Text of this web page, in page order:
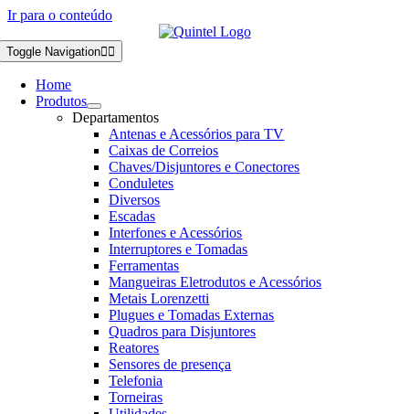
Ir para o conteúdo
Toggle Navigation
Home
Produtos
Departamentos
Antenas e Acessórios para TV
Caixas de Correios
Chaves/Disjuntores e Conectores
Conduletes
Diversos
Escadas
Interfones e Acessórios
Interruptores e Tomadas
Ferramentas
Mangueiras Eletrodutos e Acessórios
Metais Lorenzetti
Plugues e Tomadas Externas
Quadros para Disjuntores
Reatores
Sensores de presença
Telefonia
Torneiras